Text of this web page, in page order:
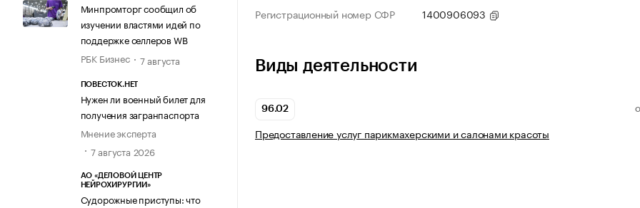
Минпромторг сообщил об
изучении властями идей по
поддержке селлеров WB
РБК Бизнес
7 августа
ПОВЕСТОК.НЕТ
Нужен ли военный билет для
получения загранпаспорта
Мнение эксперта
7 августа 2026
АО «ДЕЛОВОЙ ЦЕНТР
НЕЙРОХИРУРГИИ»
Судорожные приступы: что
Регистрационный номер СФР 1400906093
Виды деятельности
96.02
Предоставление услуг парикмахерскими и салонами красоты